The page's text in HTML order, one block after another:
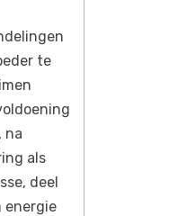
te
na
als
deel
energie